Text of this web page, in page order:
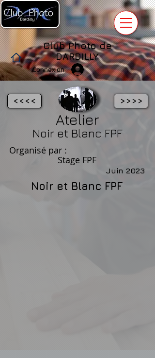
Club Photo de
DARDILLY
Connexion
<<<< >>>>
Atelier
Noir et Blanc FPF
Organisé par :
Stage FPF
Juin 2023
Noir et Blanc FPF